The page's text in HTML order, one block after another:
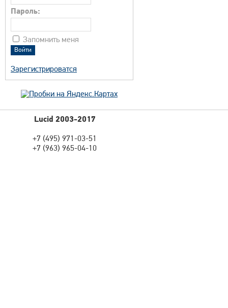
Пароль:
Запомнить меня
Зарегистрироватся
Lucid 2003-2017
+7 (495) 971-03-51
+7 (963) 965-04-10